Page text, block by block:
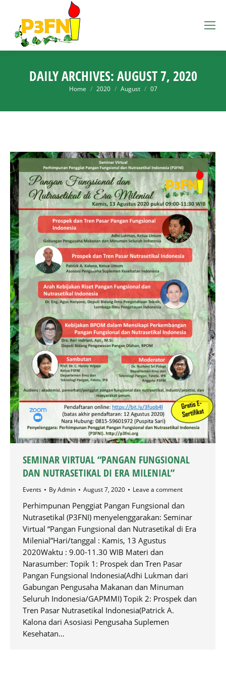
DAILY ARCHIVES:AUGUST 7, 2020
You are here:
Home 2020 August 07
SEMINAR VIRTUAL “PANGAN FUNGSIONAL
DAN NUTRASETIKAL DI ERA MILENIAL”
Events ByAdmin August 7, 2020 Leave a comment
Perhimpunan Penggiat Pangan Fungsional dan
Nutrasetikal (P3FNI) menyelenggarakan: Seminar
Virtual “Pangan Fungsional dan Nutrasetikal di Era
Milenial”Hari/tanggal : Kamis, 13 Agustus
2020Waktu : 9.00-11.30 WIB Materi dan
Narasumber: Topik 1: Prospek dan Tren Pasar
Pangan Fungsional Indonesia(Adhi Lukman dari
Gabungan Pengusaha Makanan dan Minuman
Seluruh Indonesia/GAPMMI) Topik 2: Prospek dan
Tren Pasar Nutrasetikal Indonesia(Patrick A.
Kalona dari Asosiasi Pengusaha Suplemen
Kesehatan…